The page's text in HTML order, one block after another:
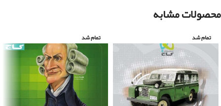
محصولات مشابه
تمام شد تمام شد